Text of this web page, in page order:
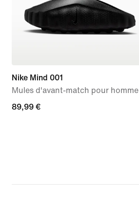
Nike Mind 001
Mules d'avant-match pour homme
89,99 €
89,99 €